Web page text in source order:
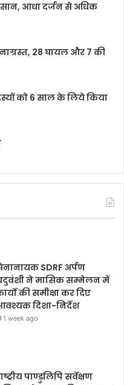
आधा दर्जन से अधिक
28 घायल और 7 की
को 6 साल के लिये किया
SDRF अर्पण
ने मासिक सम्मेलन में
की समीक्षा कर दिए
दिशा-निर्देश
1 week ago
पाण्डुलिपि सर्वेक्षण